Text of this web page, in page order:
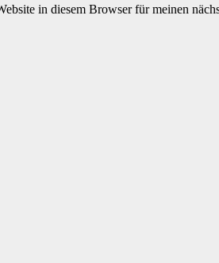
in diesem Browser für meinen